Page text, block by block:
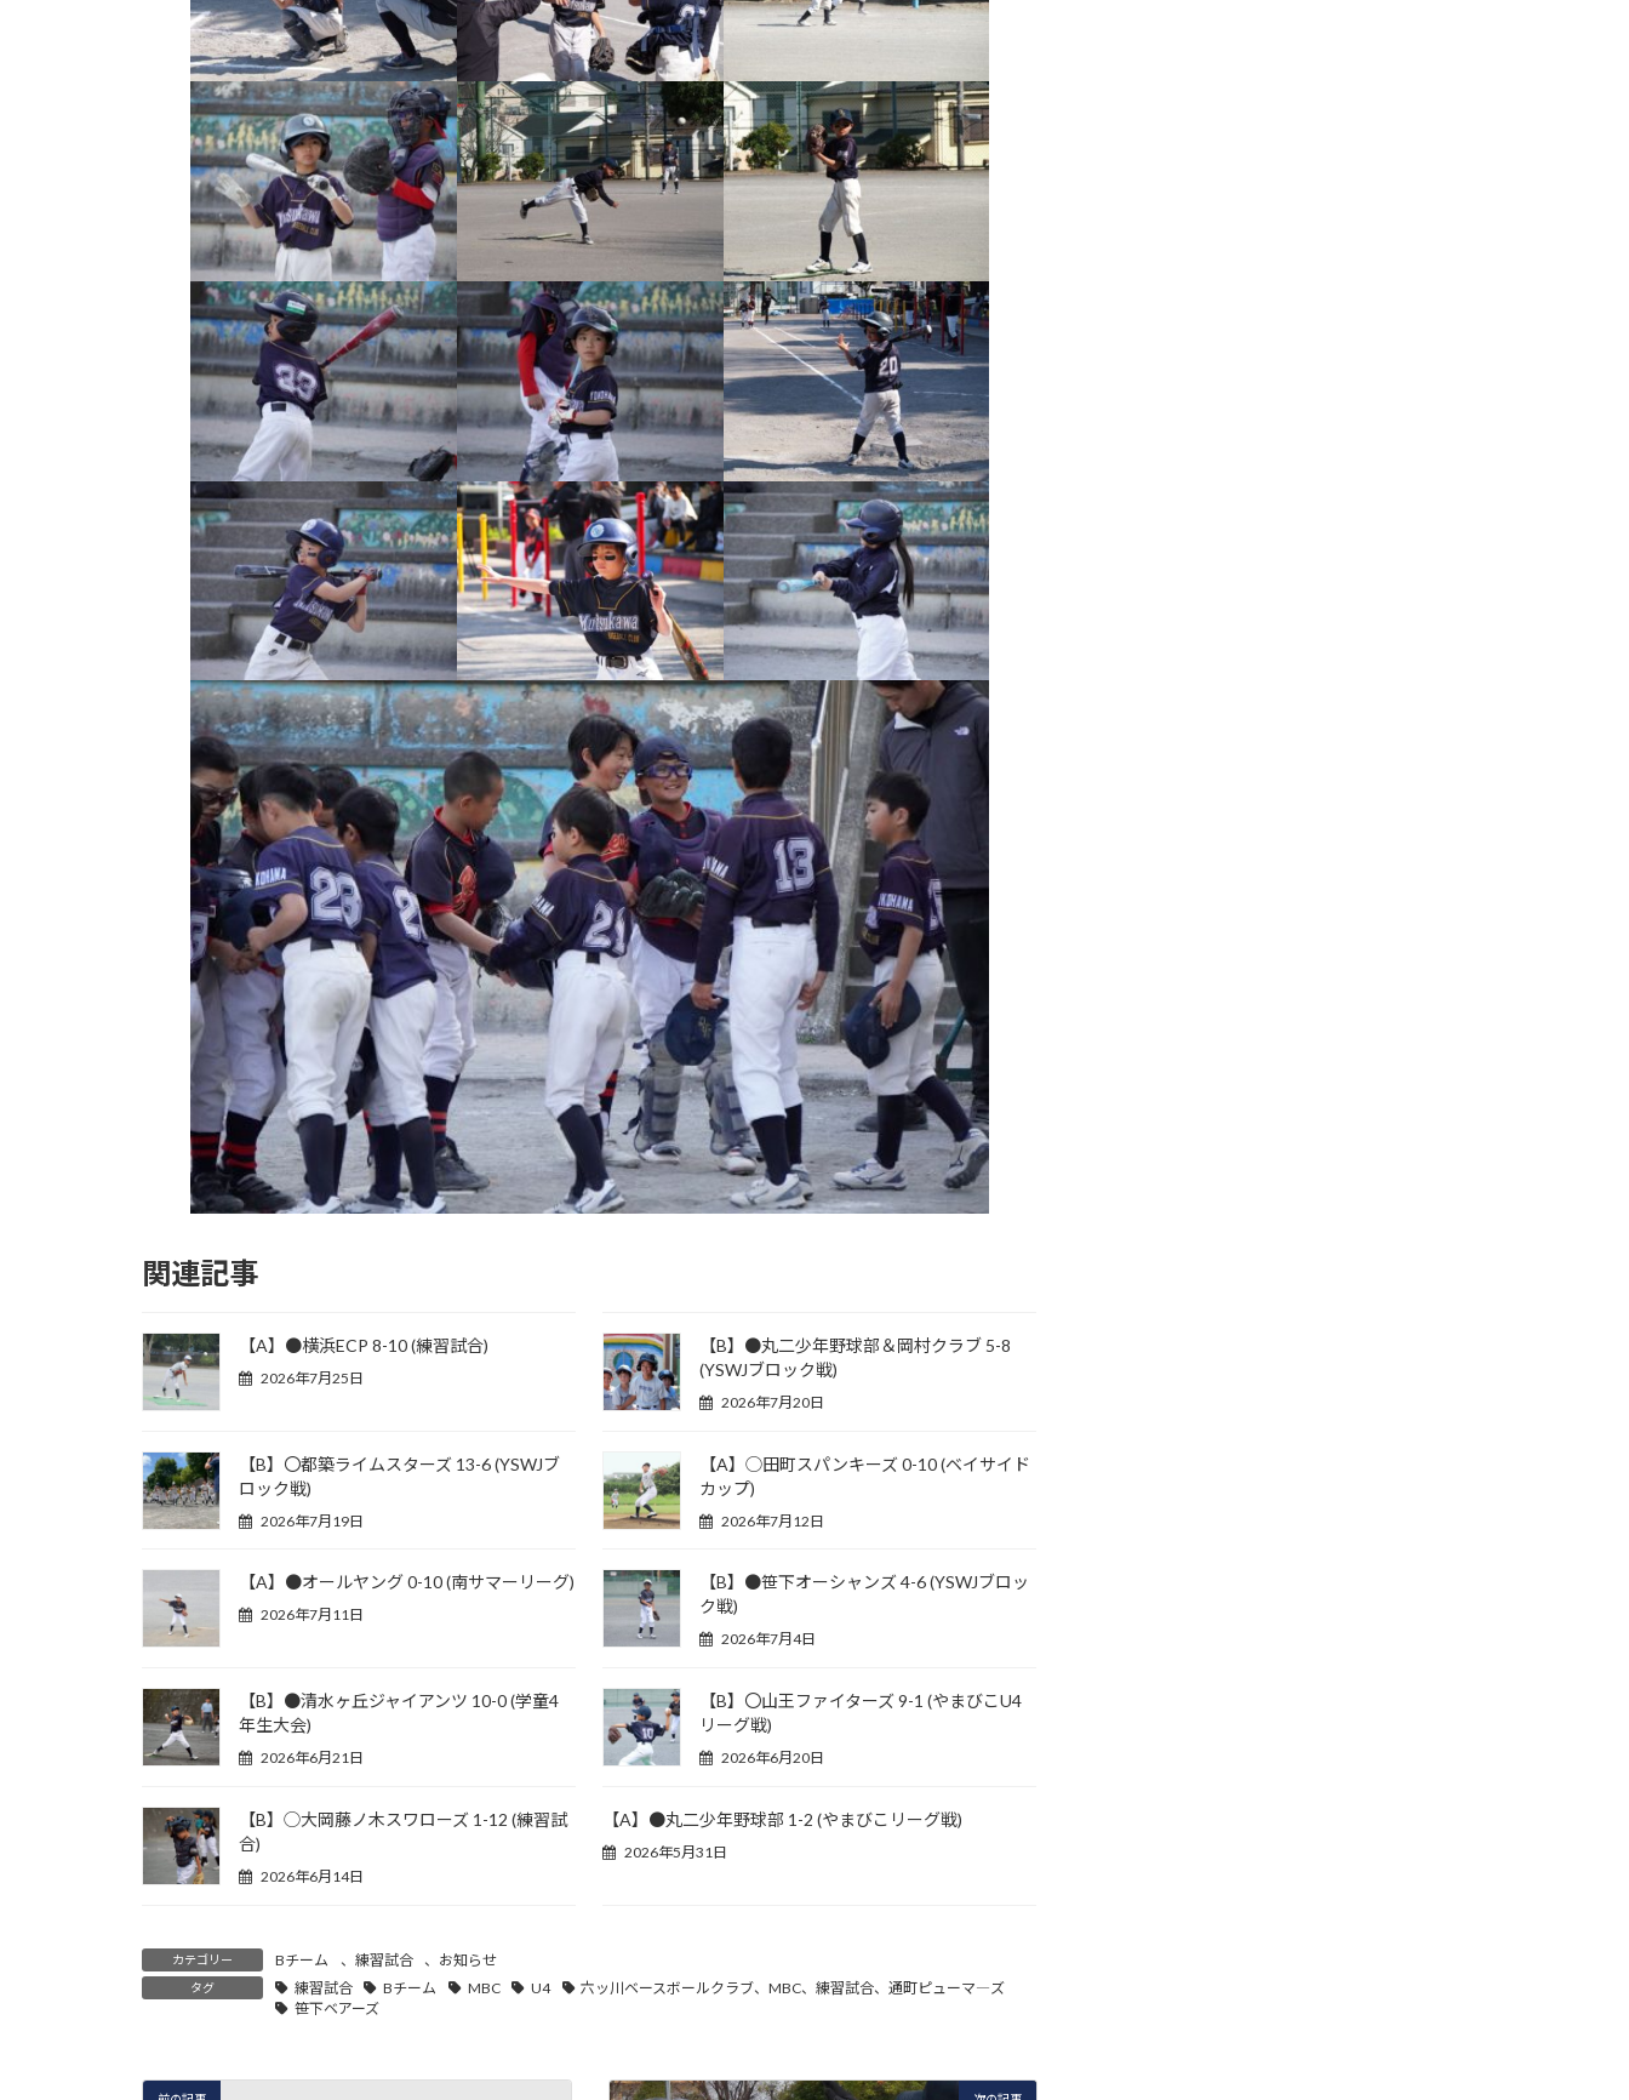
関連記事
【A】●横浜ECP 8-10 (練習試合)
2026年7月25日
【B】●丸二少年野球部＆岡村クラブ 5-8
(YSWJブロック戦)
2026年7月20日
【B】〇都築ライムスターズ 13-6 (YSWJブ
ロック戦)
2026年7月19日
【A】◯田町スパンキーズ 0-10 (ベイサイド
カップ)
2026年7月12日
【A】●オールヤング 0-10 (南サマーリーグ)
2026年7月11日
【B】●笹下オーシャンズ 4-6 (YSWJブロッ
ク戦)
2026年7月4日
【B】●清水ヶ丘ジャイアンツ 10-0 (学童4
年生大会)
2026年6月21日
【B】〇山王ファイターズ 9-1 (やまびこU4
リーグ戦)
2026年6月20日
【B】◯大岡藤ノ木スワローズ 1-12 (練習試
合)
2026年6月14日
【A】●丸二少年野球部 1-2 (やまびこリーグ戦)
2026年5月31日
カテゴリー Bチーム 、 練習試合 、 お知らせ
タグ 練習試合 Bチーム MBC U4
六ッ川ベースボールクラブ、MBC、練習試合、通町ピューマ―ズ
笹下ベアーズ